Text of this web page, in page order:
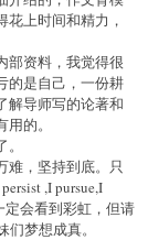
上时间和精力，
部资料，我觉得很
的是自己，一份耕
解导师写的论著和
的。
难，坚持到底。只
,I pursue,I
定会看到彩虹，但请
梦想成真。